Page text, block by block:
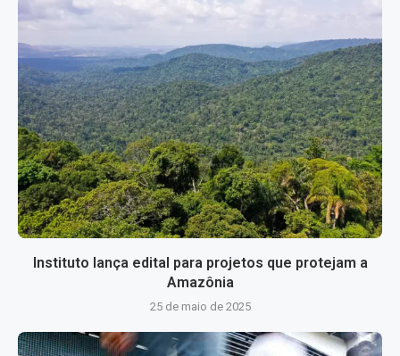
Instituto lança edital para projetos que protejam a
Amazônia
25 de maio de 2025